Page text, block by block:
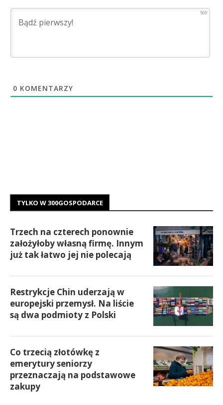
500
0 KOMENTARZY
TYLKO W 300GOSPODARCE
Trzech na czterech ponownie
założyłoby własną firmę. Innym
już tak łatwo jej nie polecają
Restrykcje Chin uderzają w
europejski przemysł. Na liście
są dwa podmioty z Polski
Co trzecią złotówkę z
emerytury seniorzy
przeznaczają na podstawowe
zakupy